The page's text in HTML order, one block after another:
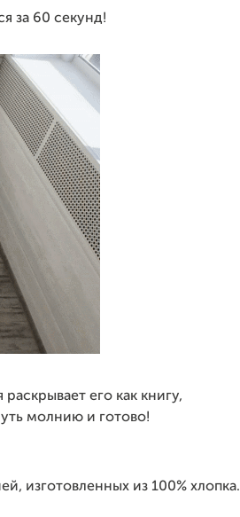
за 60 секунд!
его как книгу,
молнию и готово!
изготовленных из 100% хлопка.